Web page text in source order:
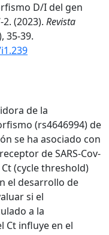
D/I del gen
2. (2023). Revista
35-39.
de la
(rs4646994) de
se ha asociado con
de SARS-Cov-
(cycle threshold)
el desarrollo de
si el
a la
Ct influye en el